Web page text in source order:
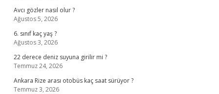
Avcı gözler nasıl olur ?
Ağustos 5, 2026
6. sınıf kaç yaş ?
Ağustos 3, 2026
22 derece deniz suyuna girilir mi ?
Temmuz 24, 2026
Ankara Rize arası otobüs kaç saat sürüyor ?
Temmuz 3, 2026